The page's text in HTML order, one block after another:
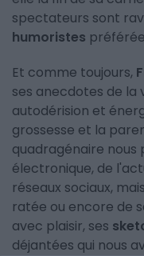
spectateurs sont
humoristes
Et comme toujours,
ses anecdotes de la
autodérision et
grossesse et la
quadragénaire
électronique, de
réseaux sociaux,
ratée ou encore de
avec plaisir, ses
déjantées qui nous